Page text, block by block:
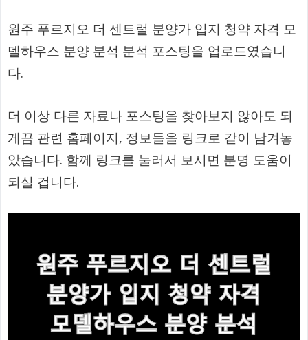
원주 푸르지오 더 센트럴 분양가 입지 청약 자격 모
델하우스 분양 분석 분석 포스팅을 업로드였습니
다.
더 이상 다른 자료나 포스팅을 찾아보지 않아도 되
게끔 관련 홈페이지, 정보들을 링크로 같이 남겨놓
았습니다. 함께 링크를 눌러서 보시면 분명 도움이
되실 겁니다.